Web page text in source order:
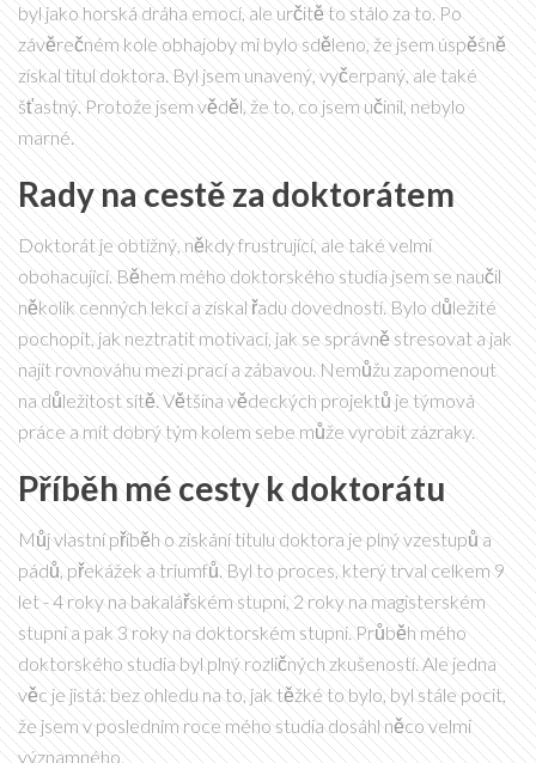
byl jako horská dráha emocí, ale určitě to stálo za to. Po
závěrečném kole obhajoby mi bylo sděleno, že jsem úspěšně
získal titul doktora. Byl jsem unavený, vyčerpaný, ale také
šťastný. Protože jsem věděl, že to, co jsem učinil, nebylo
marné.
Rady na cestě za doktorátem
Doktorát je obtížný, někdy frustrující, ale také velmi
obohacující. Během mého doktorského studia jsem se naučil
několik cenných lekcí a získal řadu dovedností. Bylo důležité
pochopit, jak neztratit motivaci, jak se správně stresovat a jak
najít rovnováhu mezi prací a zábavou. Nemůžu zapomenout
na důležitost sítě. Většina vědeckých projektů je týmová
práce a mít dobrý tým kolem sebe může vyrobit zázraky.
Příběh mé cesty k doktorátu
Můj vlastní příběh o získání titulu doktora je plný vzestupů a
pádů, překážek a triumfů. Byl to proces, který trval celkem 9
let - 4 roky na bakalářském stupni, 2 roky na magisterském
stupni a pak 3 roky na doktorském stupni. Průběh mého
doktorského studia byl plný rozličných zkušeností. Ale jedna
věc je jistá: bez ohledu na to, jak těžké to bylo, byl stále pocit,
že jsem v posledním roce mého studia dosáhl něco velmi
významného.